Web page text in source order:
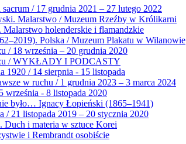
/ 17 grudnia 2021 – 27 lutego 2022
Malarstwo / Muzeum Rzeźby w Królikarni
Malarstwo holenderskie i flamandzkie
Polska / Muzeum Plakatu w Wilanowie
/ 18 września – 20 grudnia 2020
/ WYKŁADY I PODCASTY
1920 / 14 sierpnia - 15 listopada
w ruchu / 1 grudnia 2023 – 3 marca 2024
września - 8 listopada 2020
było… Ignacy Łopieński (1865–1941)
/ 21 listopada 2019 – 20 stycznia 2020
Duch i materia w sztuce Korei
i Rembrandt osobiście